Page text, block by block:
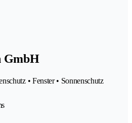
GmbH
• Fenster • Sonnenschutz